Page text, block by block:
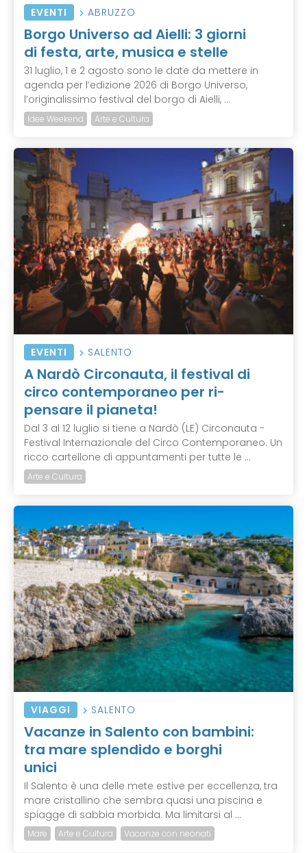
EVENTI ABRUZZO
Borgo Universo ad Aielli: 3 giorni
di festa, arte, musica e stelle
31 luglio, 1 e 2 agosto sono le date da mettere in
agenda per l’edizione 2026 di Borgo Universo,
l’originalissimo festival del borgo di Aielli, ...
Idee Weekend Arte e Cultura
EVENTI SALENTO
A Nardò Circonauta, il festival di
circo contemporaneo per ri-
pensare il pianeta!
Dal 3 al 12 luglio si tiene a Nardò (LE) Circonauta -
Festival Internazionale del Circo Contemporaneo. Un
ricco cartellone di appuntamenti per tutte le ...
Arte e Cultura
VIAGGI SALENTO
Vacanze in Salento con bambini:
tra mare splendido e borghi
unici
Il Salento è una delle mete estive per eccellenza, tra
mare cristallino che sembra quasi una piscina e
spiagge di sabbia morbida. Ma limitarsi al ...
Mare Arte e Cultura Vacanze con neonati